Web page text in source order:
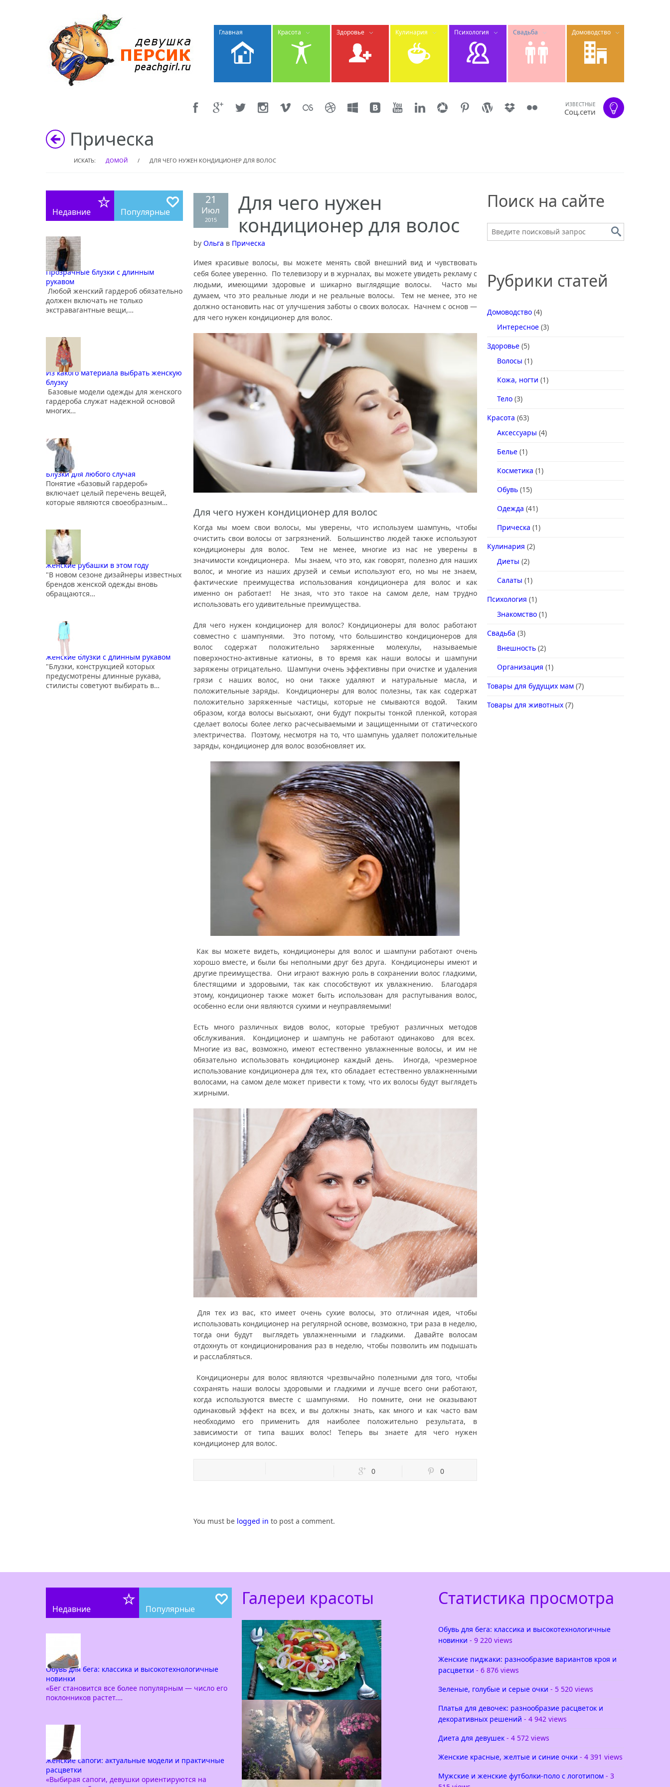
Главная Красота Здоровье Кулинария Психология Свадьба Домоводство
ИЗВЕСТНЫЕ
Соц.сети
Прическа
ИСКАТЬ: ДОМОЙ / ДЛЯ ЧЕГО НУЖЕН КОНДИЦИОНЕР ДЛЯ ВОЛОС
21
Июл
2015
Для чего нужен
кондиционер для волос
by Ольга в Прическа
Имея красивые волосы, вы можете менять свой внешний вид и чувствовать
себя более уверенно. По телевизору и в журналах, вы можете увидеть рекламу с
людьми, имеющими здоровые и шикарно выглядящие волосы. Часто мы
думаем, что это реальные люди и не реальные волосы. Тем не менее, это не
должно остановить нас от улучшения заботы о своих волосах. Начнем с основ —
для чего нужен кондиционер для волос.
Для чего нужен кондиционер для волос
Когда мы моем свои волосы, мы уверены, что используем шампунь, чтобы
очистить свои волосы от загрязнений. Большинство людей также используют
кондиционеры для волос. Тем не менее, многие из нас не уверены в
значимости кондиционера. Мы знаем, что это, как говорят, полезно для наших
волос, и многие из наших друзей и семьи используют его, но мы не знаем,
фактические преимущества использования кондиционера для волос и как
именно он работает! Не зная, что это такое на самом деле, нам трудно
использовать его удивительные преимущества.
Для чего нужен кондиционер для волос? Кондиционеры для волос работают
совместно с шампунями. Это потому, что большинство кондиционеров для
волос содержат положительно заряженные молекулы, называемые
поверхностно-активные катионы, в то время как наши волосы и шампуни
заряжены отрицательно. Шампуни очень эффективны при очистке и удаления
грязи с наших волос, но они также удаляют и натуральные масла, и
положительные заряды. Кондиционеры для волос полезны, так как содержат
положительно заряженные частицы, которые не смываются водой. Таким
образом, когда волосы высыхают, они будут покрыты тонкой пленкой, которая
сделает волосы более легко расчесываемыми и защищенными от статического
электричества. Поэтому, несмотря на то, что шампунь удаляет положительные
заряды, кондиционер для волос возобновляет их.
Как вы можете видеть, кондиционеры для волос и шампуни работают очень
хорошо вместе, и были бы неполными друг без друга. Кондиционеры имеют и
другие преимущества. Они играют важную роль в сохранении волос гладкими,
блестящими и здоровыми, так как способствуют их увлажнению. Благодаря
этому, кондиционер также может быть использован для распутывания волос,
особенно если они являются сухими и неуправляемыми!
Есть много различных видов волос, которые требуют различных методов
обслуживания. Кондиционер и шампунь не работают одинаково для всех.
Многие из вас, возможно, имеют естественно увлажненные волосы, и им не
обязательно использовать кондиционер каждый день. Иногда, чрезмерное
использование кондиционера для тех, кто обладает естественно увлажненными
волосами, на самом деле может привести к тому, что их волосы будут выглядеть
жирными.
Для тех из вас, кто имеет очень сухие волосы, это отличная идея, чтобы
использовать кондиционер на регулярной основе, возможно, три раза в неделю,
тогда они будут выглядеть увлажненными и гладкими. Давайте волосам
отдохнуть от кондиционирования раз в неделю, чтобы позволить им подышать
и расслабляться.
Кондиционеры для волос являются чрезвычайно полезными для того, чтобы
сохранять наши волосы здоровыми и гладкими и лучше всего они работают,
когда используются вместе с шампунями. Но помните, они не оказывают
одинаковый эффект на всех, и вы должны знать, как много и как часто вам
необходимо его применить для наиболее положительно результата, в
зависимости от типа ваших волос! Теперь вы знаете для чего нужен
кондиционер для волос.
0 0
You must be logged in to post a comment.
Недавние Популярные
Прозрачные блузки с длинным
рукавом
Любой женский гардероб обязательно
должен включать не только
экстравагантные вещи,…
Из какого материала выбрать женскую
блузку
Базовые модели одежды для женского
гардероба служат надежной основой
многих…
Блузки для любого случая
Понятие «базовый гардероб»
включает целый перечень вещей,
которые являются своеобразным…
Женские рубашки в этом году
"В новом сезоне дизайнеры известных
брендов женской одежды вновь
обращаются…
Женские блузки с длинным рукавом
"Блузки, конструкцией которых
предусмотрены длинные рукава,
стилисты советуют выбирать в…
Поиск на сайте
Рубрики статей
Домоводство (4)
Интересное (3)
Здоровье (5)
Волосы (1)
Кожа, ногти (1)
Тело (3)
Красота (63)
Аксессуары (4)
Белье (1)
Косметика (1)
Обувь (15)
Одежда (41)
Прическа (1)
Кулинария (2)
Диеты (2)
Салаты (1)
Психология (1)
Знакомство (1)
Свадьба (3)
Внешность (2)
Организация (1)
Товары для будущих мам (7)
Товары для животных (7)
Недавние Популярные
Обувь для бега: классика и высокотехнологичные
новинки
«Бег становится все более популярным — число его
поклонников растет.…
Женские сапоги: актуальные модели и практичные
расцветки
«Выбирая сапоги, девушки ориентируются на
Галереи красоты
Как красиво украсить салат
Салат — это то самое блюдо, которое мало
приготовить, его надо украсить. Вы
скажете, что любое блюдо не помешает
красиво
Статистика просмотра
Обувь для бега: классика и высокотехнологичные
новинки - 9 220 views
Женские пиджаки: разнообразие вариантов кроя и
расцветки - 6 876 views
Зеленые, голубые и серые очки - 5 520 views
Платья для девочек: разнообразие расцветок и
декоративных решений - 4 942 views
Диета для девушек- 4 572 views
Женские красные, желтые и синие очки - 4 391 views
Мужские и женские футболки-поло с логотипом- 3